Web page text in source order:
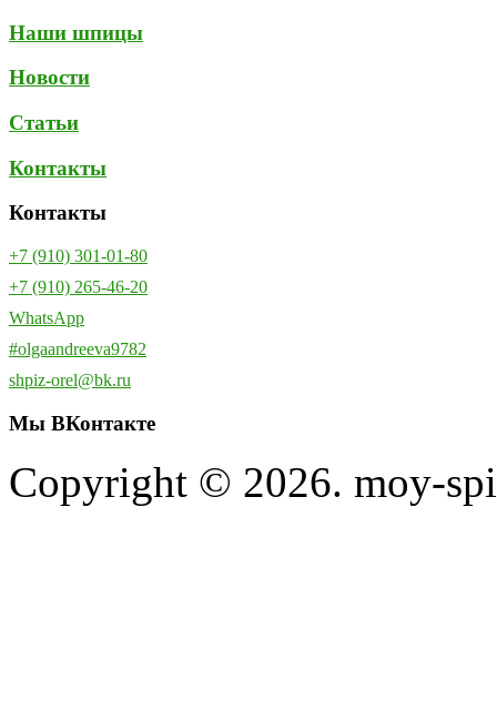
Наши шпицы
Новости
Статьи
Контакты
Контакты
+7 (910) 301-01-80
+7 (910) 265-46-20
WhatsApp
#olgaandreeva9782
shpiz-orel@bk.ru
Мы ВКонтакте
Copyright © 2026. moy-